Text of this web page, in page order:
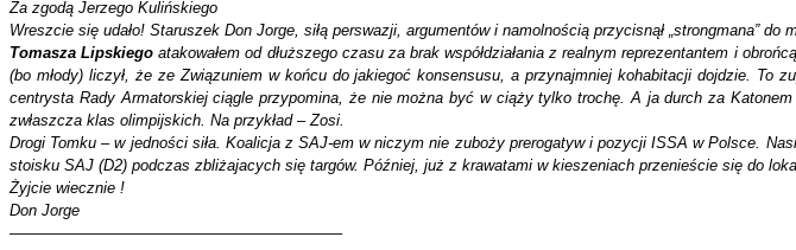
Za zgodą Jerzego Kulińskiego
Wreszcie się udało! Staruszek Don Jorge, siłą perswazji, argumentów i namolnością przycisnął „strongmana” do
Tomasza Lipskiego atakowałem od dłuższego czasu za brak współdziałania z realnym reprezentantem i
(bo młody) liczył, że ze Związuniem w końcu do jakiegoć konsensusu, a przynajmniej kohabitacji dojdzie.
centrysta Rady Armatorskiej ciągle przypomina, że nie można być w ciąży tylko trochę. A ja durch za
zwłaszcza klas olimpijskich. Na przykład – Zosi.
Drogi Tomku – w jedności siła. Koalicja z SAJ-em w niczym nie zuboży prerogatyw i pozycji ISSA w Polsce.
stoisku SAJ (D2) podczas zbliżajacych się targów. Później, już z krawatami w kieszeniach przenieście się do
Żyjcie wiecznie !
Don Jorge
—————————————————————–